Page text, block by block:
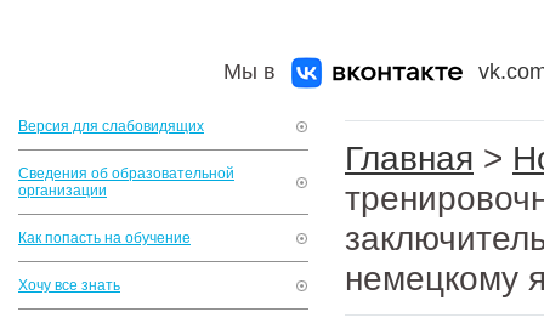
Мы в
Версия для слабовидящих
Сведения об образовательной
организации
Как попасть на обучение
Хочу все знать
Главная >
немецкому